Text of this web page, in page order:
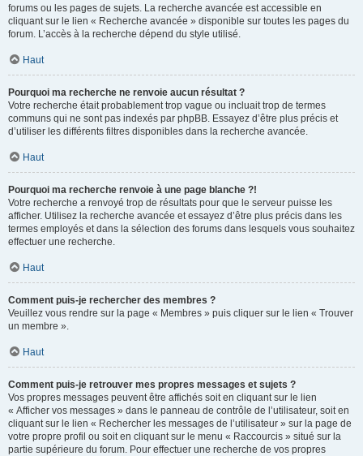
forums ou les pages de sujets. La recherche avancée est accessible en
cliquant sur le lien « Recherche avancée » disponible sur toutes les pages du
forum. L’accès à la recherche dépend du style utilisé.
Haut
Pourquoi ma recherche ne renvoie aucun résultat ?
Votre recherche était probablement trop vague ou incluait trop de termes
communs qui ne sont pas indexés par phpBB. Essayez d’être plus précis et
d’utiliser les différents filtres disponibles dans la recherche avancée.
Haut
Pourquoi ma recherche renvoie à une page blanche ?!
Votre recherche a renvoyé trop de résultats pour que le serveur puisse les
afficher. Utilisez la recherche avancée et essayez d’être plus précis dans les
termes employés et dans la sélection des forums dans lesquels vous souhaitez
effectuer une recherche.
Haut
Comment puis-je rechercher des membres ?
Veuillez vous rendre sur la page « Membres » puis cliquer sur le lien « Trouver
un membre ».
Haut
Comment puis-je retrouver mes propres messages et sujets ?
Vos propres messages peuvent être affichés soit en cliquant sur le lien
« Afficher vos messages » dans le panneau de contrôle de l’utilisateur, soit en
cliquant sur le lien « Rechercher les messages de l’utilisateur » sur la page de
votre propre profil ou soit en cliquant sur le menu « Raccourcis » situé sur la
partie supérieure du forum. Pour effectuer une recherche de vos propres